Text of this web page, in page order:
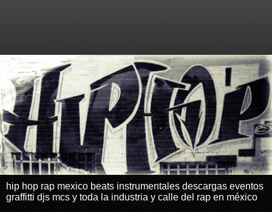
hip hop rap mexico beats instrumentales descargas eventos
graffitti djs mcs y toda la industria y calle del rap en méxico